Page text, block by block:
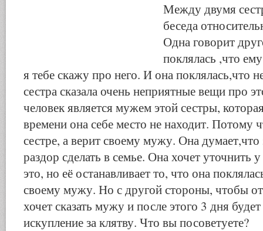
Между двумя
беседа
Одна говорит
поклялась ,что
я тебе скажу про него. И она поклялась,что
сестра сказала очень неприятные вещи про
человек является мужем этой сестры,
времени она себе место не находит. Потому
сестре, а верит своему мужу. Она думает,что
раздор сделать в семье. Она хочет уточнить
это, но её останавливает то, что она
своему мужу. Но с другой стороны, чтобы
хочет сказать мужу и после этого 3 дня
искупление за клятву. Что вы посоветуете?